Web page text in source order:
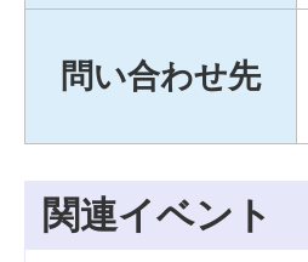
問い合わせ先
関連イベント